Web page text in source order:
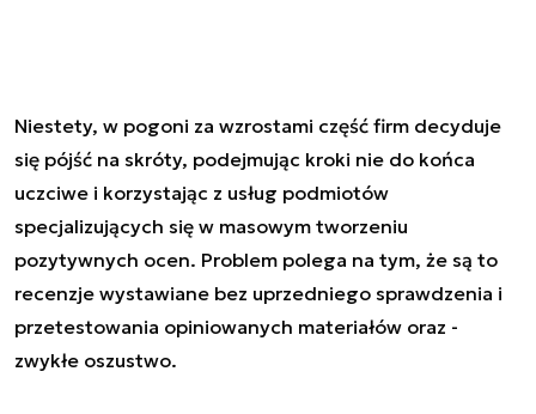
Niestety, w pogoni za wzrostami część firm decyduje
się pójść na skróty, podejmując kroki nie do końca
uczciwe i korzystając z usług podmiotów
specjalizujących się w masowym tworzeniu
pozytywnych ocen. Problem polega na tym, że są to
recenzje wystawiane bez uprzedniego sprawdzenia i
przetestowania opiniowanych materiałów oraz -
zwykłe oszustwo.